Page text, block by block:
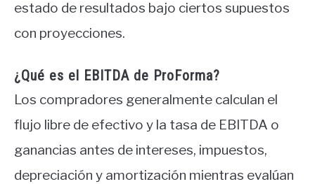
estado de resultados bajo ciertos supuestos
con proyecciones.
¿Qué es el EBITDA de ProForma?
Los compradores generalmente calculan el
flujo libre de efectivo y la tasa de EBITDA o
ganancias antes de intereses, impuestos,
depreciación y amortización mientras evalúan